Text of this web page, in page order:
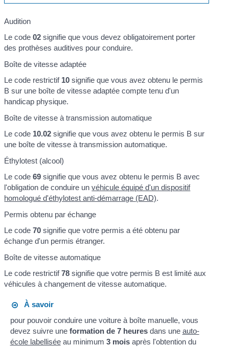
Audition
Le code02 signifie que vous devez obligatoirement porter
des prothèses auditives pour conduire.
Boîte de vitesse adaptée
Le code restrictif 10 signifie que vous avez obtenu le permis
B sur une boîte de vitesse adaptée compte tenu d'un
handicap physique.
Boîte de vitesse à transmission automatique
Le code 10.02 signifie que vous avez obtenu le permis B sur
une boîte de vitesse à transmission automatique.
Éthylotest (alcool)
Le code69 signifie que vous avez obtenu le permis B avec
l'obligation de conduire unvéhicule équipé d'un dispositif
homologué d'éthylotest anti-démarrage (EAD).
Permis obtenu par échange
Le code70 signifie que votre permis a été obtenu par
échange d'un permis étranger.
Boîte de vitesse automatique
Le code restrictif78 signifie que votre permis B est limité aux
véhicules à changement de vitesse automatique.
À savoir
pour pouvoir conduire une voiture à boîte manuelle, vous
devez suivre une formation de 7 heuresdans une auto-
école labelliséeau minimum 3 moisaprès l'obtention du